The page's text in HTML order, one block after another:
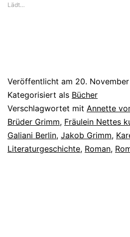
die
Lädt…
Veröffentlicht am 20.
Kategorisiert als Bücher
Verschlagwortet mit Annette
Brüder Grimm, Fräulein Nettes
Galiani Berlin, Jakob Grimm,
Literaturgeschichte, Roman,